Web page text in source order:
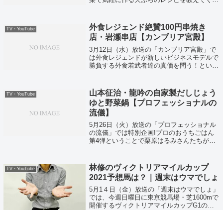
という一品です。
TV・YouTube
外食レジェンド絶賛100円串焼き
店・岩瀬串店【カンブリア宮殿】
3月12日（水）放送の「カンブリア宮殿」で
は外食レジェンドが新しいビジネスモデルで
勝負する外食若武者達の真価を問う！という
TV・YouTube
山本征治・龍吟の自家製だしじょう
ゆと野菜鍋【プロフェッショナルの
流儀】
5月26日（火）放送の「プロフェッショナル
の流儀」では特別企画!プロのおうちごはん
第4弾ということで栗原はるみさんたちが紹
TV・YouTube
林修のヴィクトリアマイルカップ
2021予想馬は？｜週末はウマでしょ
5月1４日（金）放送の「週末はウマでしょ」
では、今週日曜日に東京競馬場・芝1600mで
開催するヴィクトリアマイルカップG1の予